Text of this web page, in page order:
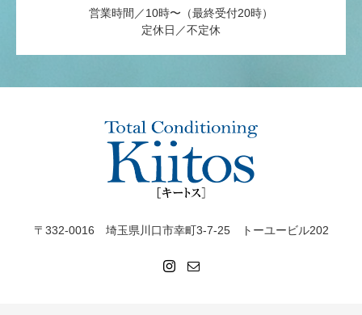
営業時間／10時〜（最終受付20時）
定休日／不定休
〒332-0016 埼玉県川口市幸町3-7-25 トーユービル202